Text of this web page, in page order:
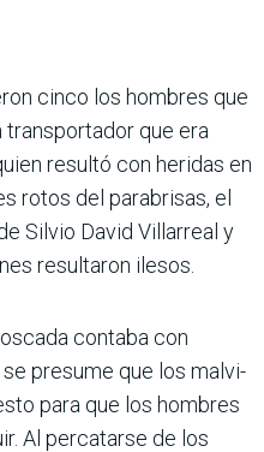
cinco los hombres que
que era
resultó con heridas en
rotos del parabrisas, el
Silvio David Villarreal y
resultaron ilesos.
contaba con
presume que los malvi­
para que los hombres
Al percatarse de los